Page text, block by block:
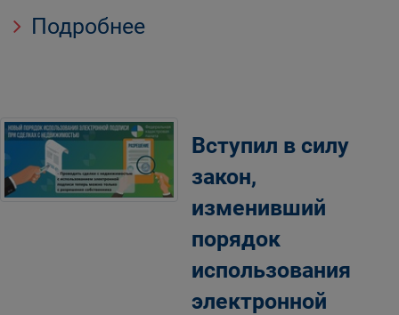
Подробнее
Вступил в силу
закон,
изменивший
порядок
использования
электронной